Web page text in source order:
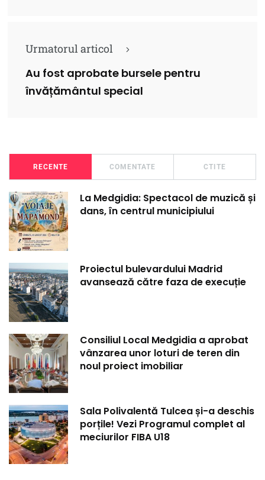
Urmatorul articol
Au fost aprobate bursele pentru
învățământul special
RECENTE COMENTATE CTITE
La Medgidia: Spectacol de muzică și
dans, în centrul municipiului
Proiectul bulevardului Madrid
avansează către faza de execuție
Consiliul Local Medgidia a aprobat
vânzarea unor loturi de teren din
noul proiect imobiliar
Sala Polivalentă Tulcea și-a deschis
porțile! Vezi Programul complet al
meciurilor FIBA U18